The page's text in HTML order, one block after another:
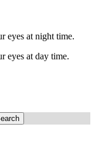
eyes at night time.
eyes at day time.